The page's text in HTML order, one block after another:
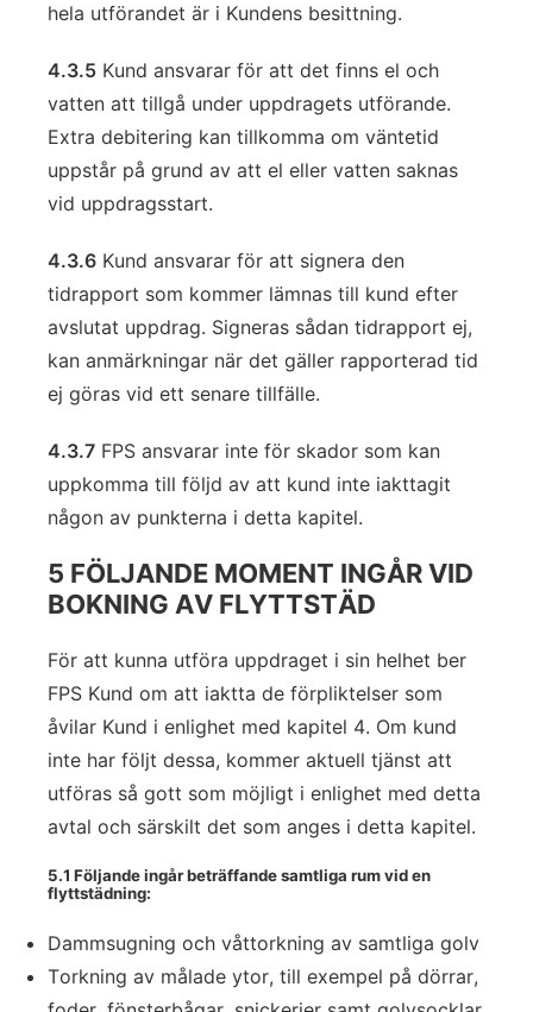
hela utförandet är i Kundens besittning.
4.3.5 Kund ansvarar för att det finns el och
vatten att tillgå under uppdragets utförande.
Extra debitering kan tillkomma om väntetid
uppstår på grund av att el eller vatten saknas
vid uppdragsstart.
4.3.6 Kund ansvarar för att signera den
tidrapport som kommer lämnas till kund efter
avslutat uppdrag. Signeras sådan tidrapport ej,
kan anmärkningar när det gäller rapporterad tid
ej göras vid ett senare tillfälle.
4.3.7 FPS ansvarar inte för skador som kan
uppkomma till följd av att kund inte iakttagit
någon av punkterna i detta kapitel.
5 FÖLJANDE MOMENT INGÅR VID
BOKNING AV FLYTTSTÄD
För att kunna utföra uppdraget i sin helhet ber
FPS Kund om att iaktta de förpliktelser som
åvilar Kund i enlighet med kapitel 4. Om kund
inte har följt dessa, kommer aktuell tjänst att
utföras så gott som möjligt i enlighet med detta
avtal och särskilt det som anges i detta kapitel.
5.1 Följande ingår beträffande samtliga rum vid en
flyttstädning:
Dammsugning och våttorkning av samtliga golv
Torkning av målade ytor, till exempel på dörrar,